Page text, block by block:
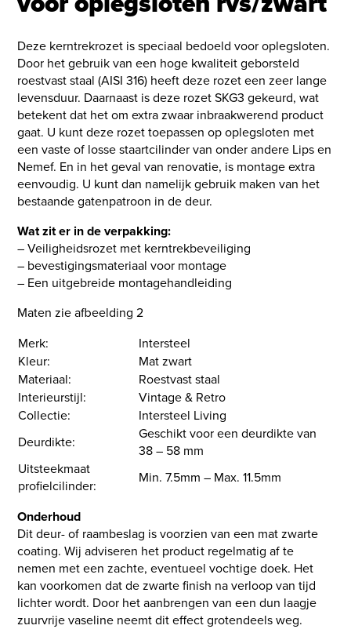
Deze kerntrekrozet is speciaal bedoeld voor oplegsloten.
Door het gebruik van een hoge kwaliteit geborsteld
roestvast staal (AISI 316) heeft deze rozet een zeer lange
levensduur. Daarnaast is deze rozet SKG3 gekeurd, wat
betekent dat het om extra zwaar inbraakwerend product
gaat. U kunt deze rozet toepassen op oplegsloten met
een vaste of losse staartcilinder van onder andere Lips en
Nemef. En in het geval van renovatie, is montage extra
eenvoudig. U kunt dan namelijk gebruik maken van het
bestaande gatenpatroon in de deur.
Wat zit er in de verpakking:
– Veiligheidsrozet met kerntrekbeveiliging
– bevestigingsmateriaal voor montage
– Een uitgebreide montagehandleiding
Maten zie afbeelding 2
Merk:
Intersteel
Kleur:
Mat zwart
Materiaal:
Roestvast staal
Interieurstijl:
Vintage & Retro
Collectie:
Intersteel Living
Deurdikte:
Geschikt voor een deurdikte van
38 – 58 mm
Uitsteekmaat
profielcilinder:
Min. 7.5mm – Max. 11.5mm
Onderhoud
Dit deur- of raambeslag is voorzien van een mat zwarte
coating. Wij adviseren het product regelmatig af te
nemen met een zachte, eventueel vochtige doek. Het
kan voorkomen dat de zwarte finish na verloop van tijd
lichter wordt. Door het aanbrengen van een dun laagje
zuurvrije vaseline neemt dit effect grotendeels weg.